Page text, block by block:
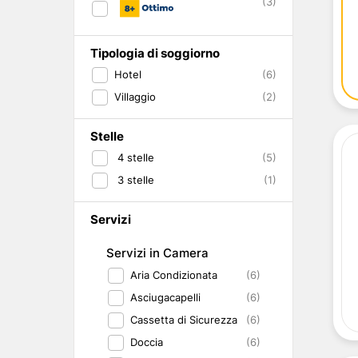
Valle d'Aosta
Trentino-Alto Adige
Friuli-Venezia Giulia
Malta
Isole del Golfo di Napoli
Pantelleria
Single
Gourmet &
Benessere e
Tipologia di soggiorno
Hotel
(6)
Villaggio
(2)
Stelle
4 stelle
(5)
3 stelle (1)
Servizi
Servizi in Camera
Aria Condizionata
(6)
Asciugacapelli
(6)
Cassetta di Sicurezza
(6)
Doccia
(6)